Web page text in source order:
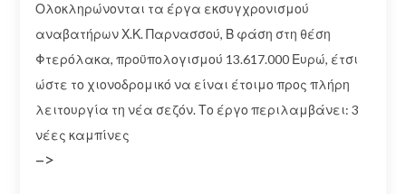
Ολοκληρώνονται τα έργα εκσυγχρονισμού
αναβατήρων Χ.Κ. Παρνασσού, Β φάση στη θέση
Φτερόλακα, προϋπολογισμού 13.617.000 Ευρώ, έτσι
ώστε το χιονοδρομικό να είναι έτοιμο προς πλήρη
λειτουργία τη νέα σεζόν. Το έργο περιλαμβάνει: 3
νέες καμπίνες
–>